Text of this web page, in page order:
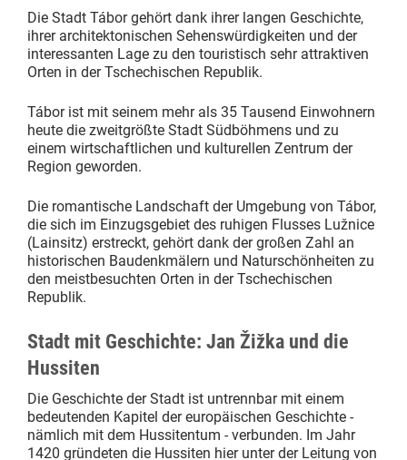
Die Stadt Tábor gehört dank ihrer langen Geschichte,
ihrer architektonischen Sehenswürdigkeiten und der
interessanten Lage zu den touristisch sehr attraktiven
Orten in der Tschechischen Republik.
Tábor ist mit seinem mehr als 35 Tausend Einwohnern
heute die zweitgrößte Stadt Südböhmens und zu
einem wirtschaftlichen und kulturellen Zentrum der
Region geworden.
Die romantische Landschaft der Umgebung von Tábor,
die sich im Einzugsgebiet des ruhigen Flusses Lužnice
(Lainsitz) erstreckt, gehört dank der großen Zahl an
historischen Baudenkmälern und Naturschönheiten zu
den meistbesuchten Orten in der Tschechischen
Republik.
Stadt mit Geschichte: Jan Žižka und die
Hussiten
Die Geschichte der Stadt ist untrennbar mit einem
bedeutenden Kapitel der europäischen Geschichte -
nämlich mit dem Hussitentum - verbunden. Im Jahr
1420 gründeten die Hussiten hier unter der Leitung von